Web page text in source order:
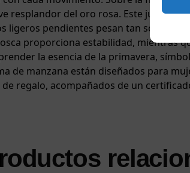
resplandor del oro rosa. Este juego
ligeros pendientes pesan tan solo 1,1
proporciona estabilidad, mientras
la esencia de la primavera,
de manzana están diseñados para
de regalo, acompañados de un